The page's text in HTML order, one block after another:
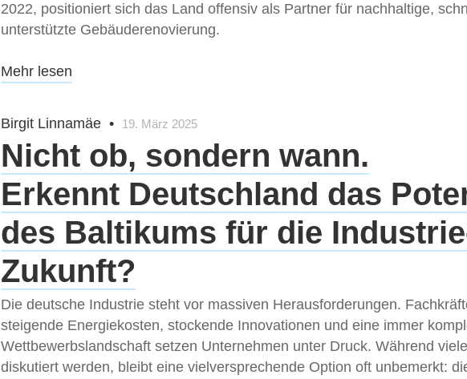
2022, positioniert sich das Land offensiv als Partner für nachhaltige,
unterstützte Gebäuderenovierung.
Mehr lesen
Birgit Linnamäe • 19. März 2025
Nicht ob, sondern wann.
Erkennt Deutschland das
des Baltikums für die
Zukunft?
Die deutsche Industrie steht vor massiven Herausforderungen.
steigende Energiekosten, stockende Innovationen und eine immer
Wettbewerbslandschaft setzen Unternehmen unter Druck. Während
diskutiert werden, bleibt eine vielversprechende Option oft unbemerkt: